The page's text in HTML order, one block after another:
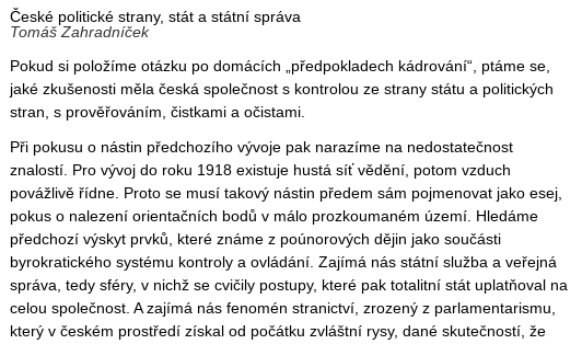
České politické strany, stát a státní správa
Tomáš Zahradníček
Pokud si položíme otázku po domácích „předpokladech kádrování“, ptáme se,
jaké zkušenosti měla česká společnost s kontrolou ze strany státu a politických
stran, s prověřováním, čistkami a očistami.
Při pokusu o nástin předchozího vývoje pak narazíme na nedostatečnost
znalostí. Pro vývoj do roku 1918 existuje hustá síť vědění, potom vzduch
povážlivě řídne. Proto se musí takový nástin předem sám pojmenovat jako esej,
pokus o nalezení orientačních bodů v málo prozkoumaném území. Hledáme
předchozí výskyt prvků, které známe z poúnorových dějin jako součásti
byrokratického systému kontroly a ovládání. Zajímá nás státní služba a veřejná
správa, tedy sféry, v nichž se cvičily postupy, které pak totalitní stát uplatňoval na
celou společnost. A zajímá nás fenomén stranictví, zrozený z parlamentarismu,
který v českém prostředí získal od počátku zvláštní rysy, dané skutečností, že